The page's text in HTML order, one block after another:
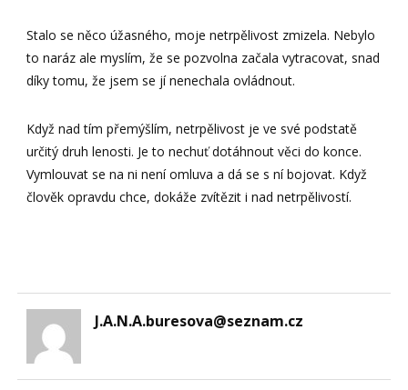
Stalo se něco úžasného, moje netrpělivost zmizela. Nebylo
to naráz ale myslím, že se pozvolna začala vytracovat, snad
díky tomu, že jsem se jí nenechala ovládnout.
Když nad tím přemýšlím, netrpělivost je ve své podstatě
určitý druh lenosti. Je to nechuť dotáhnout věci do konce.
Vymlouvat se na ni není omluva a dá se s ní bojovat. Když
člověk opravdu chce, dokáže zvítězit i nad netrpělivostí.
J.A.N.A.buresova@seznam.cz